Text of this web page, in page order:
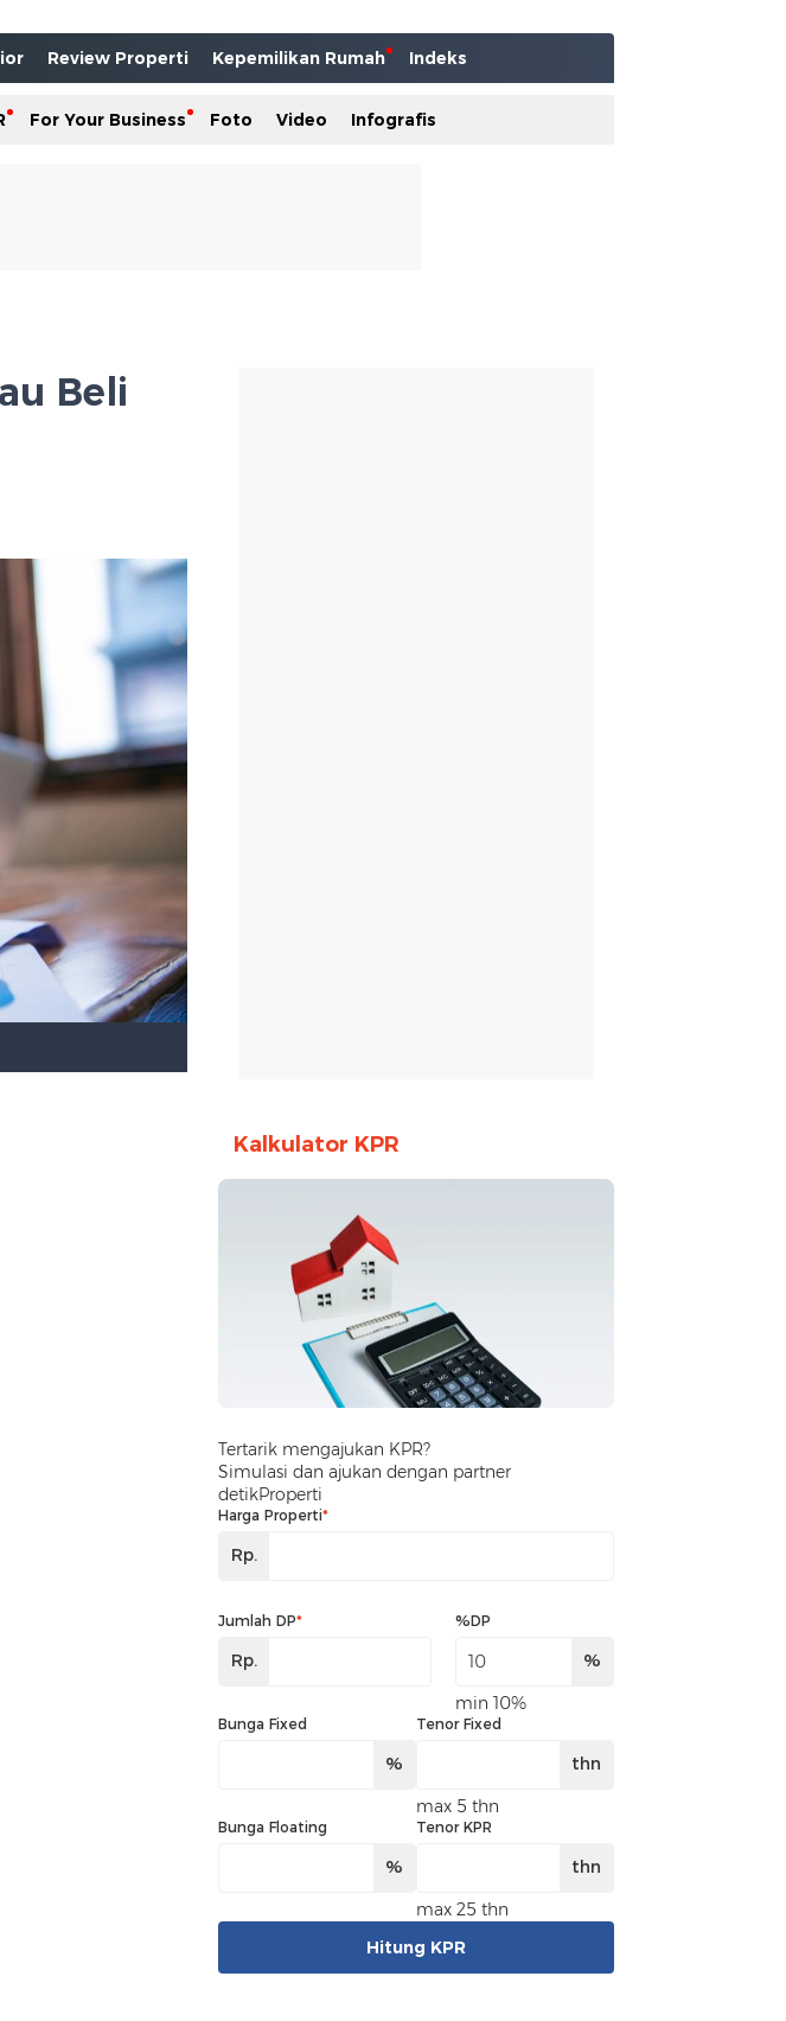
Review Properti Kepemilikan Rumah Indeks
For Your Business Foto Video Infografis
Beli
Kalkulator KPR
Tertarik mengajukan KPR?
Simulasi dan ajukan dengan partner
detikProperti
Harga Properti*
Rp.
Jumlah DP*
Rp.
%DP
%
min 10%
Bunga Fixed
%
Tenor Fixed
thn
max 5 thn
Bunga Floating
%
Tenor KPR
thn
max 25 thn
Hitung KPR